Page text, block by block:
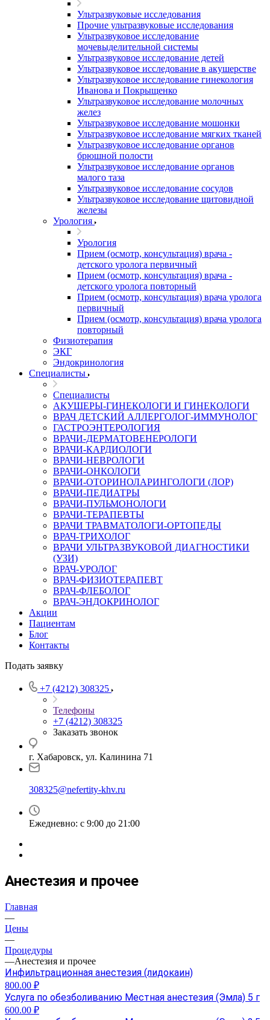
Ультразвуковые исследования
Прочие ультразвуковые исследования
Ультразвуковое исследование
мочевыделительной системы
Ультразвуковое исследование детей
Ультразвуковое исследование в акушерстве
Ультразвуковое исследование гинекология
Иванова и Покрыщенко
Ультразвуковое исследование молочных
желез
Ультразвуковое исследование мошонки
Ультразвуковое исследование мягких тканей
Ультразвуковое исследование органов
брюшной полости
Ультразвуковое исследование органов
малого таза
Ультразвуковое исследование сосудов
Ультразвуковое исследование щитовидной
железы
Урология
Урология
Прием (осмотр, консультация) врача -
детского уролога первичный
Прием (осмотр, консультация) врача -
детского уролога повторный
Прием (осмотр, консультация) врача уролога
первичный
Прием (осмотр, консультация) врача уролога
повторный
Физиотерапия
ЭКГ
Эндокринология
Специалисты
Специалисты
АКУШЕРЫ-ГИНЕКОЛОГИ И ГИНЕКОЛОГИ
ВРАЧ ДЕТСКИЙ АЛЛЕРГОЛОГ-ИММУНОЛОГ
ГАСТРОЭНТЕРОЛОГИЯ
ВРАЧИ-ДЕРМАТОВЕНЕРОЛОГИ
ВРАЧИ-КАРДИОЛОГИ
ВРАЧИ-НЕВРОЛОГИ
ВРАЧИ-ОНКОЛОГИ
ВРАЧИ-ОТОРИНОЛАРИНГОЛОГИ (ЛОР)
ВРАЧИ-ПЕДИАТРЫ
ВРАЧИ-ПУЛЬМОНОЛОГИ
ВРАЧИ-ТЕРАПЕВТЫ
ВРАЧИ ТРАВМАТОЛОГИ-ОРТОПЕДЫ
ВРАЧ-ТРИХОЛОГ
ВРАЧИ УЛЬТРАЗВУКОВОЙ ДИАГНОСТИКИ
(УЗИ)
ВРАЧ-УРОЛОГ
ВРАЧ-ФИЗИОТЕРАПЕВТ
ВРАЧ-ФЛЕБОЛОГ
ВРАЧ-ЭНДОКРИНОЛОГ
Акции
Пациентам
Блог
Контакты
Подать заявку
+7 (4212) 308325
Телефоны
+7 (4212) 308325
Заказать звонок
г. Хабаровск, ул. Калинина 71
308325@nefertity-khv.ru
Ежедневно: с 9:00 до 21:00
Анестезия и прочее
Главная
—
Цены
—
Процедуры
—Анестезия и прочее
Инфильтрационная анестезия (лидокаин)
800.00 ₽
Услуга по обезболиванию Местная анестезия (Эмла) 5 г
600.00 ₽